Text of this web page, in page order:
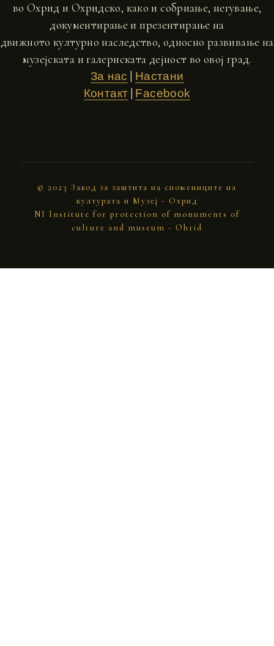
во Охрид и Охридско, како и собриање, негување,
документирање и презентирање на
движното културно наследство, односно развивање на
музејската и галериската дејност во овој град.
За нас
Настани
Контакт
Facebook
© 2023 Завод за заштита на спомениците на
културата и Музеј - Охрид
NI Institute for protection of monuments of
culture and museum - Ohrid